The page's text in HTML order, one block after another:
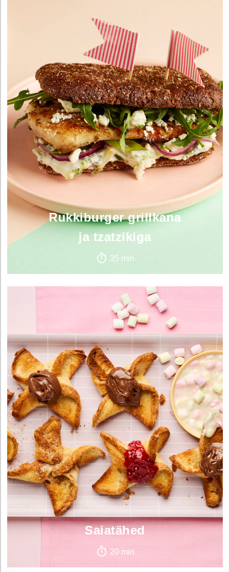
Rukkiburger grillkana
ja tzatzikiga
35 min
Saiatähed
20 min